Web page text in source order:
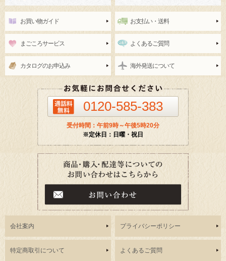
お買い物ガイド お支払い・送料
まごころサービス よくあるご質問
カタログのお申込み 海外発送について
0120-585-383
受付時間：午前9時～午後5時20分
※定休日：日曜・祝日
会社案内 プライバシーポリシー
特定商取引について よくあるご質問